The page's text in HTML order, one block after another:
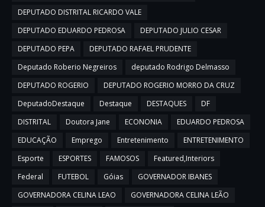
DEPUTADO DISTRITAL RICARDO VALE
DEPUTADO EDUARDO PEDROSA
DEPUTADO JULIO CESAR
DEPUTADO PEPA
DEPUTADO RAFAEL PRUDENTE
Deputado Roberio Negreiros
deputado Rodrigo Delmasso
DEPUTADO ROGERIO
DEPUTADO ROGERIO MORRO DA CRUZ
DeputadoDestaque
Destaque DESTAQUES
DF
DISTRITAL
Doutora Jane ECONONIA
EDUARDO PEDROSA
EDUCAÇÃO
Emprego Entretenimento
ENTRETENIMENTO
Esporte
ESPORTES FAMOSOS
Featured,Interiors
Federal
FUTEBOL Góias
GOVERNADOR IBANES
GOVERNADORA CELINA LEAO
GOVERNADORA CELINA LEÃO